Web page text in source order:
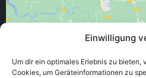
Einwilligung
Um dir ein optimales Erlebnis zu
Cookies, um Geräteinformationen zu
Klicke hier, um